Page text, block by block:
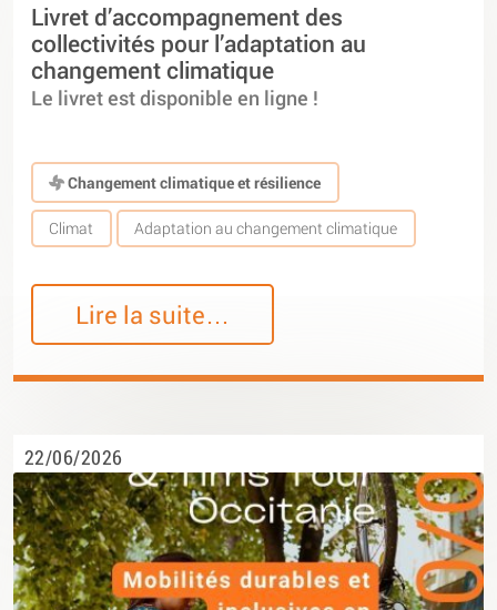
Livret d’accompagnement des
collectivités pour l’adaptation au
changement climatique
Le livret est disponible en ligne !
Changement climatique et résilience
Climat Adaptation au changement climatique
Lire la suite…
22/06/2026